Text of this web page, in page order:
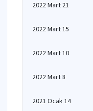
2022 Mart 21
2022 Mart 15
2022 Mart 10
2022 Mart 8
2021 Ocak 14